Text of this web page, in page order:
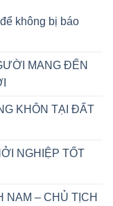
không bị báo
MANG ĐẾN
KHÔN TẠI ĐẤT
NGHIỆP TỐT
NAM – CHỦ TỊCH